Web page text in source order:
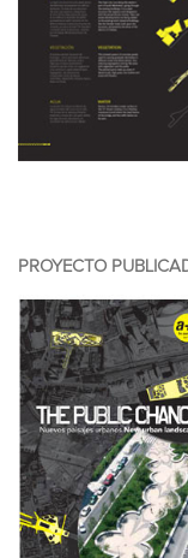
PROYECTO